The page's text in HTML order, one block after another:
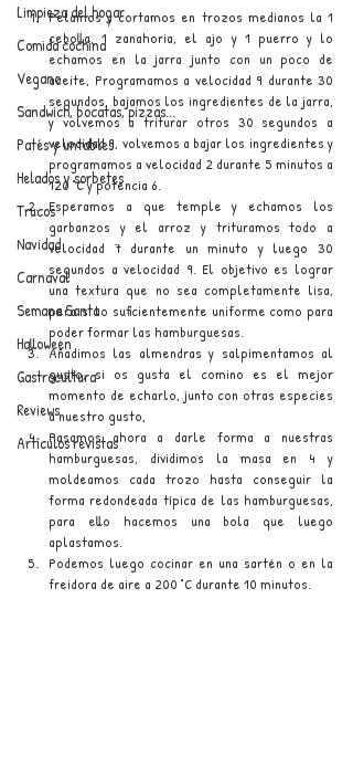
Limpieza del hogar
Comida cochina
Vegano
Sandwich, bocatas, pizzas...
Patés y untables
Helados y sorbetes
Trucos
Navidad
Carnaval
Semana Santa
Halloween
Gastrocultura
Reviews
Artículos revistas
Pelamos y cortamos en trozos medianos la 1
cebolla, 1 zanahoria, el ajo y 1 puerro y lo
echamos en la jarra junto con un poco de
aceite, Programamos a velocidad 9 durante 30
segundos, bajamos los ingredientes de la jarra,
y volvemos a triturar otros 30 segundos a
velocidad 9, volvemos a bajar los ingredientes y
programamos a velocidad 2 durante 5 minutos a
120 °C y potencia 6.
Esperamos a que temple y echamos los
garbanzos y el arroz y trituramos todo a
velocidad 7 durante un minuto y luego 30
segundos a velocidad 9. El objetivo es lograr
una textura que no sea completamente lisa,
pero sí lo suficientemente uniforme como para
poder formar las hamburguesas.
Añadimos las almendras y salpimentamos al
gusto, si os gusta el comino es el mejor
momento de echarlo, junto con otras especies
a nuestro gusto,
Pasamos ahora a darle forma a nuestras
hamburguesas, dividimos la masa en 4 y
moldeamos cada trozo hasta conseguir la
forma redondeada típica de las hamburguesas,
para ello hacemos una bola que luego
aplastamos.
Podemos luego cocinar en una sartén o en la
freidora de aire a 200 °C durante 10 minutos.